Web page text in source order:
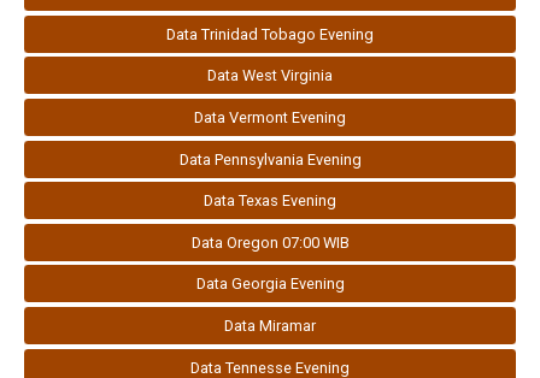
Data Trinidad Tobago Evening
Data West Virginia
Data Vermont Evening
Data Pennsylvania Evening
Data Texas Evening
Data Oregon 07:00 WIB
Data Georgia Evening
Data Miramar
Data Tennesse Evening